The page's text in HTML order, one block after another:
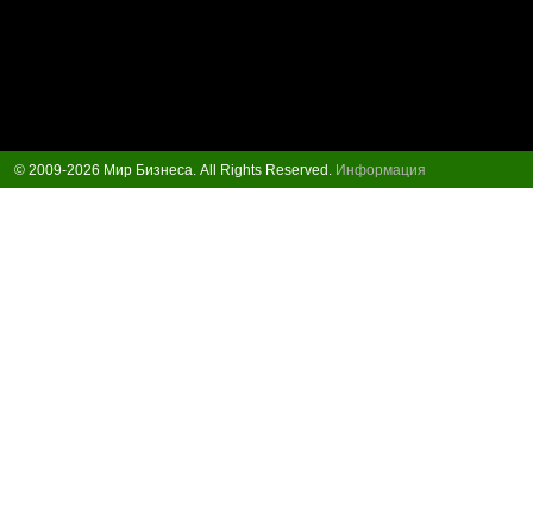
© 2009-2026 Мир Бизнеса. All Rights Reserved. Информация